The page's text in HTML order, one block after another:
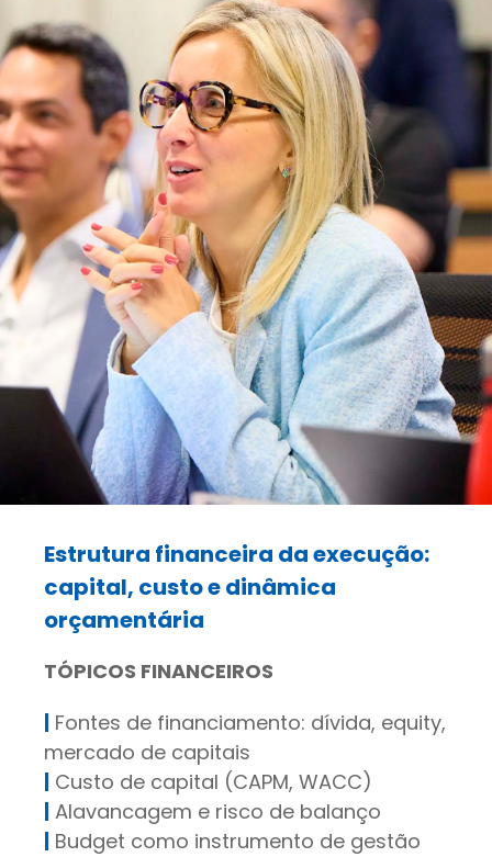
Estrutura financeira da execução:
capital, custo e dinâmica
orçamentária
TÓPICOS FINANCEIROS
| Fontes de financiamento: dívida, equity,
mercado de capitais
| Custo de capital (CAPM, WACC)
| Alavancagem e risco de balanço
| Budget como instrumento de gestão